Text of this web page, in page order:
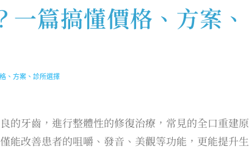
篇搞懂價格、方案、
、方案、診所選擇
的牙齒，進行整體性的修復治療，常見的全口重建原
能改善患者的咀嚼、發音、美觀等功能，更能提升生